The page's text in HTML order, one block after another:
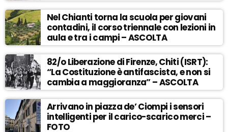
Nel Chianti torna la scuola per giovani
contadini, il corso triennale con lezioni in
aula e tra i campi – ASCOLTA
82/o Liberazione di Firenze, Chiti (ISRT):
“La Costituzione è antifascista, e non si
cambia a maggioranza” – ASCOLTA
Arrivano in piazza de’ Ciompi i sensori
intelligenti per il carico-scarico merci –
FOTO